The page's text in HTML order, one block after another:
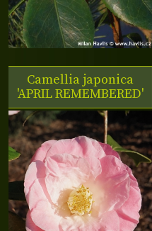
Camellia japonica
'APRIL REMEMBERED'